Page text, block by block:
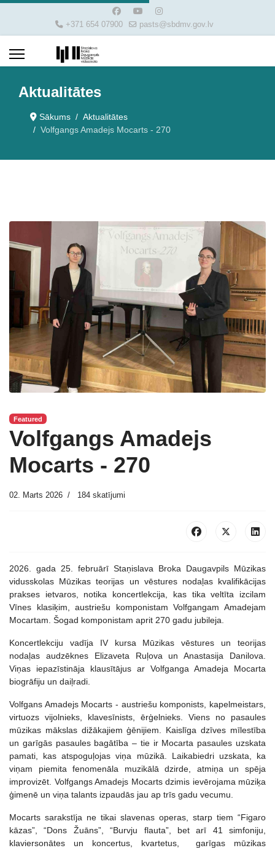
+371 654 07900 pasts@sbdmv.gov.lv
Aktualitātes
Sākums
Aktualitātes
Volfgangs Amadejs Mocarts - 270
Featured
Volfgangs Amadejs
Mocarts - 270
02. Marts 2026 184 skatījumi
2026. gada 25. februārī Staņislava Broka Daugavpils Mūzikas
vidusskolas Mūzikas teorijas un vēstures nodaļas kvalifikācijas
prakses ietvaros, notika koncertlekcija, kas tika veltīta izcilam
Vīnes klasiķim, austriešu komponistam Volfgangam Amadejam
Mocartam. Šogad komponistam aprit 270 gadu jubileja.
Koncertlekciju vadīja IV kursa Mūzikas vēstures un teorijas
nodaļas audzēknes Elizaveta Ruļova un Anastasija Danilova.
Viņas iepazīstināja klausītājus ar Volfganga Amadeja Mocarta
biogrāfiju un daiļradi.
Volfgans Amadejs Mocarts - austriešu komponists, kapelmeistars,
virtuozs vijolnieks, klavesīnists, ērģelnieks. Viens no pasaules
mūzikas mākslas dižākajiem ģēnijiem. Kaislīga dzīves mīlestība
un garīgās pasaules bagātība – tie ir Mocarta pasaules uzskata
pamati, kas atspoguļojas viņa mūzikā. Laikabiedri uzskata, ka
viņam piemita fenomenāla muzikālā dzirde, atmiņa un spēja
improvizēt. Volfgangs Amadejs Mocarts dzimis ievērojama mūziķa
ģimenē un viņa talants izpaudās jau ap trīs gadu vecumu.
Mocarts sarakstīja ne tikai slavenas operas, starp tiem “Figaro
kāzas”, “Dons Žuāns”, “Burvju flauta”, bet arī 41 simfoniju,
klaviersonātes un koncertus, kvartetus, garīgas mūzikas